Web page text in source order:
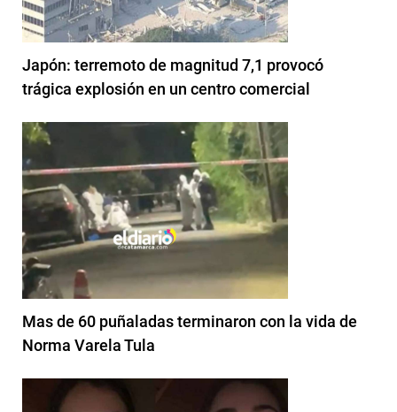
Japón: terremoto de magnitud 7,1 provocó
trágica explosión en un centro comercial
Mas de 60 puñaladas terminaron con la vida de
Norma Varela Tula